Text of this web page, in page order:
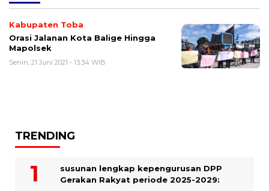
Kabupaten Toba
Orasi Jalanan Kota Balige Hingga
Mapolsek
Senin, 21 Juni 2021 - 13:34 WIB
TRENDING
susunan lengkap kepengurusan DPP
Gerakan Rakyat periode 2025-2029: